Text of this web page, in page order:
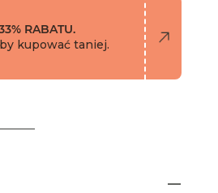
RABATU.
kupować taniej.